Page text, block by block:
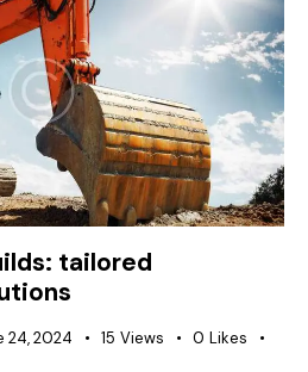
tailored
24, 2024 15 Views 0 Likes